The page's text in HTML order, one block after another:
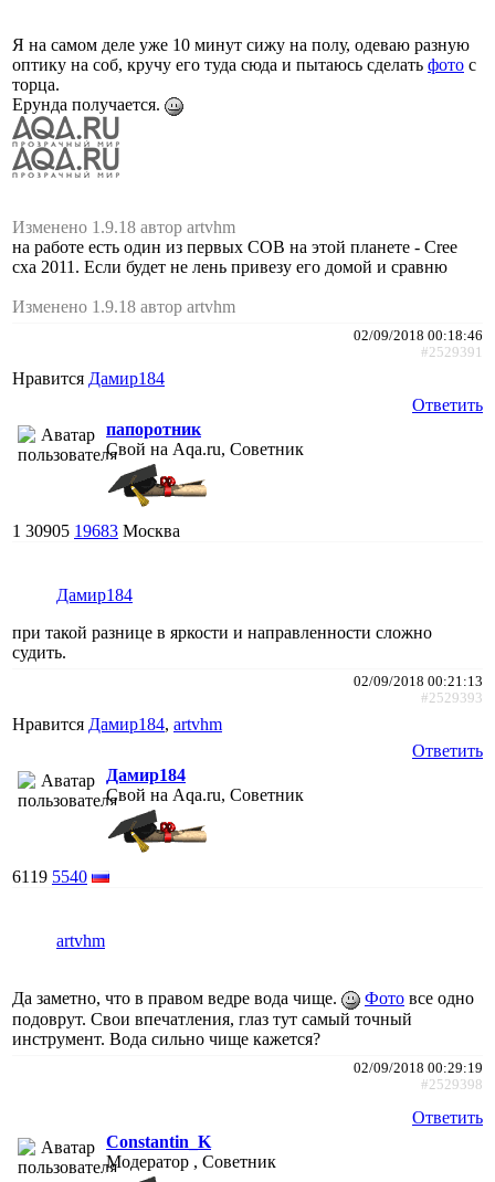
Я на самом деле уже 10 минут сижу на полу, одеваю разную
оптику на соб, кручу его туда сюда и пытаюсь сделать фото с
торца.
Ерунда получается.
Изменено 1.9.18 автор artvhm
на работе есть один из первых COB на этой планете - Cree
cxa 2011. Если будет не лень привезу его домой и сравню
Изменено 1.9.18 автор artvhm
02/09/2018 00:18:46
#2529391
Нравится Дамир184
Ответить
папоротник
Свой на Aqa.ru, Советник
1 30905 19683 Москва
Дамир184
при такой разнице в яркости и направленности сложно
судить.
02/09/2018 00:21:13
#2529393
Нравится Дамир184, artvhm
Ответить
Дамир184
Свой на Aqa.ru, Советник
6119 5540
artvhm
Да заметно, что в правом ведре вода чище. Фото все одно
подоврут. Свои впечатления, глаз тут самый точный
инструмент. Вода сильно чище кажется?
02/09/2018 00:29:19
#2529398
Ответить
Constantin_K
Модератор , Советник